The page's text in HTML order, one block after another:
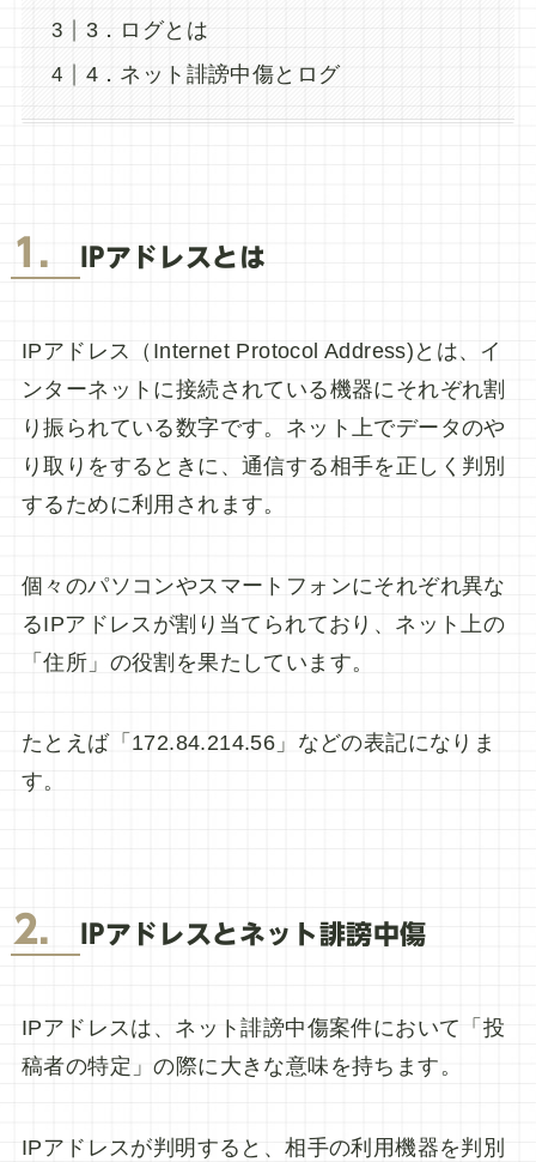
3．ログとは
4．ネット誹謗中傷とログ
1． IPアドレスとは
IPアドレス（Internet Protocol Address)とは、イ
ンターネットに接続されている機器にそれぞれ割
り振られている数字です。ネット上でデータのや
り取りをするときに、通信する相手を正しく判別
するために利用されます。
個々のパソコンやスマートフォンにそれぞれ異な
るIPアドレスが割り当てられており、ネット上の
「住所」の役割を果たしています。
たとえば「172.84.214.56」などの表記になりま
す。
2． IPアドレスとネット誹謗中傷
IPアドレスは、ネット誹謗中傷案件において「投
稿者の特定」の際に大きな意味を持ちます。
IPアドレスが判明すると、相手の利用機器を判別